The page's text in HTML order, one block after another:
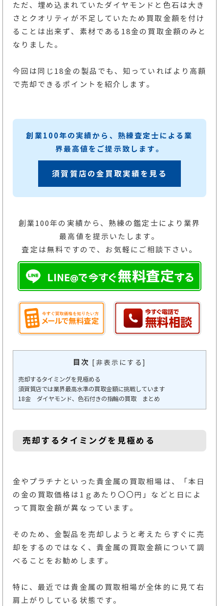
ただ、埋め込まれていたダイヤモンドと色石は大き
さとクオリティが不足していたため買取金額を付け
ることは出来ず、素材である18金の買取金額のみと
なりました。
今回は同じ18金の製品でも、知っていればより高額
で売却できるポイントを紹介します。
創業100年の実績から、熟練査定士による業
界最高値をご提示致します。
須賀質店の金買取実績を見る
創業100年の実績から、熟練の鑑定士により業界
最高値を提示いたします。
査定は無料ですので、お気軽にご相談下さい。
目次 [ 非表示にする]
売却するタイミングを見極める
須賀質店では業界最高水準の買取金額に挑戦しています
18金 ダイヤモンド、色石付きの指輪の買取 まとめ
売却するタイミングを見極める
金やプラチナといった貴金属の買取相場は、「本日
の金の買取価格は1ｇあたり〇〇円」などと日によ
って買取金額が異なっています。
そのため、金製品を売却しようと考えたらすぐに売
却をするのではなく、貴金属の買取金額について調
べることをお勧めします。
特に、最近では貴金属の買取相場が全体的に見て右
肩上がりしている状態です。